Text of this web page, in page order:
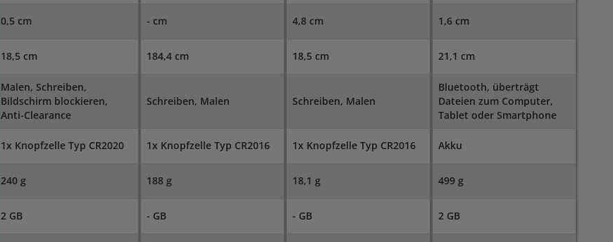
0,5 cm - cm 4,8 cm 1,6 cm
18,5 cm 184,4 cm 18,5 cm 21,1 cm
Malen, Schreiben,
Bildschirm blockieren,
Anti-Clearance
Schreiben, Malen Schreiben, Malen
Bluetooth, überträgt
Dateien zum Computer,
Tablet oder Smartphone
1x Knopfzelle Typ CR2020 1x Knopfzelle Typ CR2016 1x Knopfzelle Typ CR2016 Akku
240 g 188 g 18,1 g 499 g
2 GB - GB - GB 2 GB